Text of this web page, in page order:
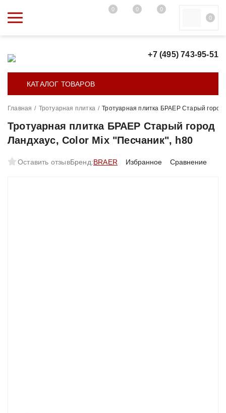
0 0
0
0
+7 (495) 743-95-51
КАТАЛОГ ТОВАРОВ
Главная / Тротуарная плитка / Тротуарная плитка БРАЕР Старый
Тротуарная плитка БРАЕР Старый город
Ландхаус, Color Mix "Песчаник", h80
Оставить отзывБренд:BRAER Избранное Сравнение